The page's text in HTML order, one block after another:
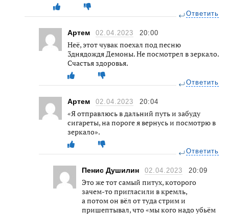
Ответить
Артем 02.04.2023 20:00
Неё, этот чувак поехал под песню
3днядождя Демоны. Не посмотрел в зеркало.
Счастья здоровья.
Ответить
Артем 02.04.2023 20:04
«Я отправлюсь в дальний путь и забуду
сигареты, на пороге я вернусь и посмотрю в
зеркало».
Ответить
Пенис Душилин 02.04.2023 20:09
Это же тот самый питух, которого
зачем-то пригласили в кремль,
а потом он вёл от туда стрим и
пришептывал, что «мы кого надо убьём